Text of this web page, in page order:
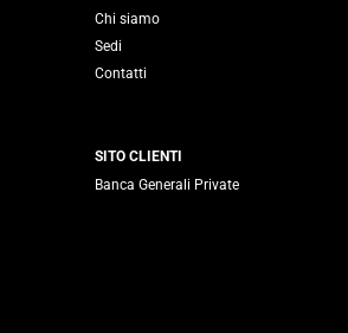
Chi siamo
Sedi
Contatti
SITO CLIENTI
Banca Generali Private